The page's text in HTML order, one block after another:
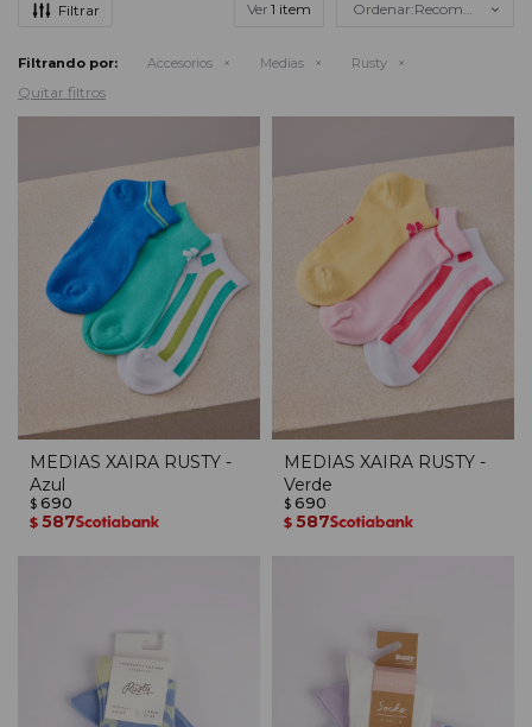
Ver Recomendados
Filtrando por: Accesorios Medias Rusty
Quitar filtros
MEDIAS XAIRA RUSTY -
Azul
$ 690
$ 587
MEDIAS XAIRA RUSTY -
Verde
$ 690
$ 587